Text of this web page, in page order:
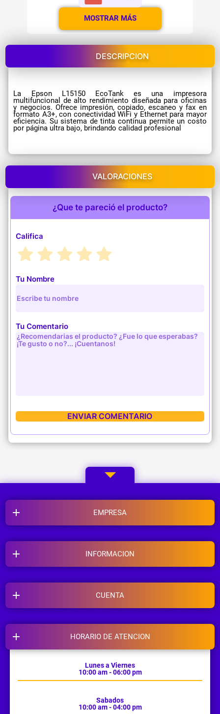
MOSTRAR MÁS
DESCRIPCION
La Epson L15150 EcoTank es una impresora
multifuncional de alto rendimiento diseñada para oficinas
y negocios. Ofrece impresión, copiado, escaneo y fax en
formato A3+, con conectividad WiFi y Ethernet para mayor
eficiencia. Su sistema de tinta continua permite un costo
por página ultra bajo, brindando calidad profesional
VALORACIONES
¿Que te pareció el producto?
Califica
Tu Nombre
Tu Comentario
EMPRESA
INFORMACION
HORARIO DE ATENCION
Lunes a Viernes
10:00 am - 06:00 pm
Sabados
10:00 am - 04:00 pm
CUENTA